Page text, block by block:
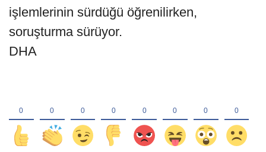
işlemlerinin sürdüğü öğrenilirken,
soruşturma sürüyor.
DHA